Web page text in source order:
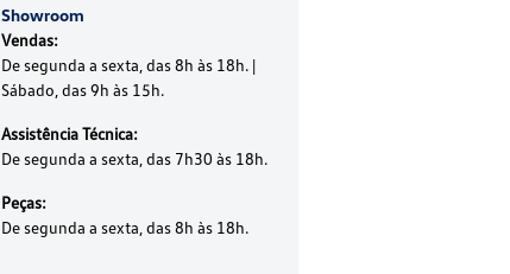
Showroom
Vendas:
De segunda a sexta, das 8h às 18h. |
Sábado, das 9h às 15h.
Assistência Técnica:
De segunda a sexta, das 7h30 às 18h.
Peças:
De segunda a sexta, das 8h às 18h.